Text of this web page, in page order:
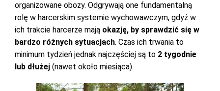
organizowane obozy. Odgrywają one fundamentalną
rolę w harcerskim systemie wychowawczym, gdyż w
ich trakcie harcerze mają okazję, by sprawdzić się w
bardzo różnych sytuacjach. Czas ich trwania to
minimum tydzień jednak najczęściej są to 2 tygodnie
lub dłużej (nawet około miesiąca).